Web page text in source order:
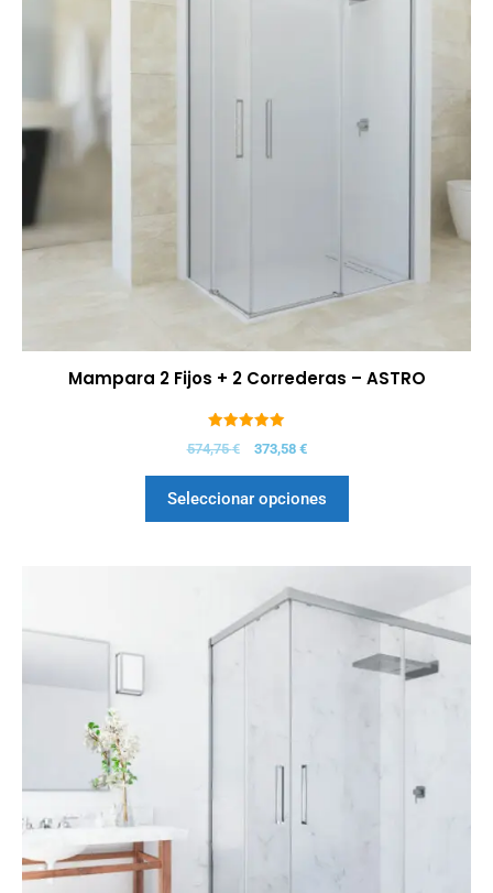
Mampara 2 Fijos + 2 Correderas – ASTRO
de 5
574,75€ 373,58 €
Seleccionar opciones